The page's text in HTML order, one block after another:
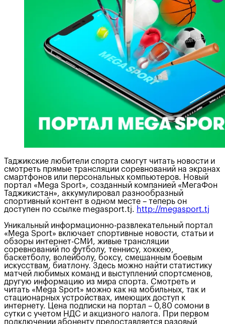
Таджикские любители спорта смогут читать новости и
смотреть прямые трансляции соревнований на экранах
смартфонов или персональных компьютеров. Новый
портал «Mega Sport», созданный компанией «МегаФон
Таджикистан», аккумулировал разнообразный
спортивный контент в одном месте – теперь он
доступен по ссылке megasport.tj. http://megasport.tj
Уникальный информационно-развлекательный портал
«Mega Sport» включает спортивные новости, статьи и
обзоры интернет-СМИ, живые трансляции
соревнований по футболу, теннису, хоккею,
баскетболу, волейболу, боксу, смешанным боевым
искусствам, биатлону. Здесь можно найти статистику
матчей любимых команд и выступлений спортсменов,
другую информацию из мира спорта. Смотреть и
читать «Mega Sport» можно как на мобильных, так и
стационарных устройствах, имеющих доступ к
интернету. Цена подписки на портал – 0,80 сомони в
сутки с учетом НДС и акцизного налога. При первом
подключении абоненту предоставляется разовый